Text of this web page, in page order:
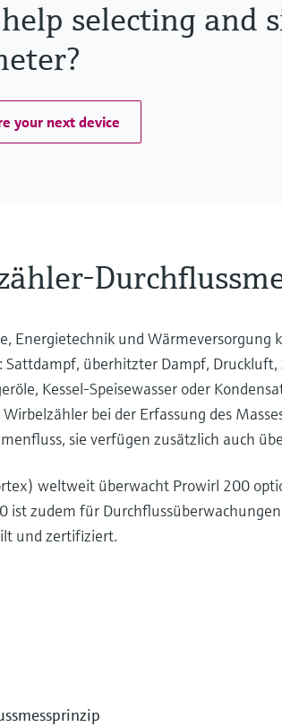
Hoch-/Tieftemperatur (auf Anfrage): -200...+450 °C (-
selecting and
your next device
Energietechnik und
überhitzter Dampf, Druckluft,
Kessel-Speisewasser oder
bei der Erfassung des
sie verfügen zusätzlich auch
weltweit überwacht Prowirl 200
zudem für
und zertifiziert.